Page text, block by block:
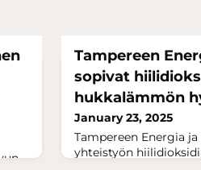
Tampereen
sopivat
hukkalämmön
January 23, 2025
Tampereen Energia
yhteistyön